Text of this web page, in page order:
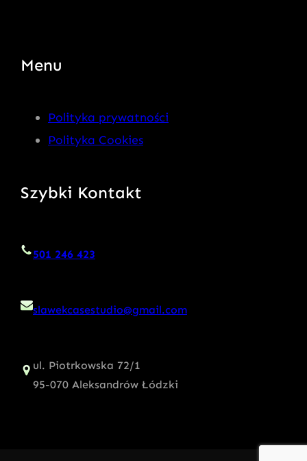
Menu
Polityka prywatności
Polityka Cookies
Szybki Kontakt
501 246 423
slawekcasestudio@gmail.com
ul. Piotrkowska 72/1
95-070 Aleksandrów Łódzki